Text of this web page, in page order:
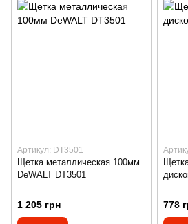
Артикул: DT3501
Щетка металлическая 100мм
DeWALT DT3501
1 205 грн 778